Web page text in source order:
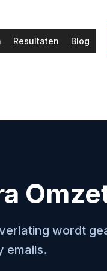
Resultaten Blog
wordt
emails.